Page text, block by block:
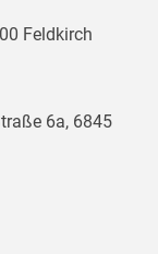
Feldkirch
6a, 6845